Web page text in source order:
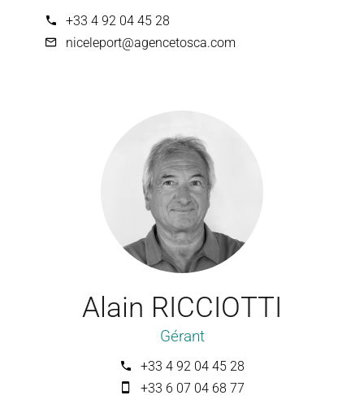
+33 4 92 04 45 28
niceleport@agencetosca.com
Alain RICCIOTTI
Gérant
+33 4 92 04 45 28
+33 6 07 04 68 77